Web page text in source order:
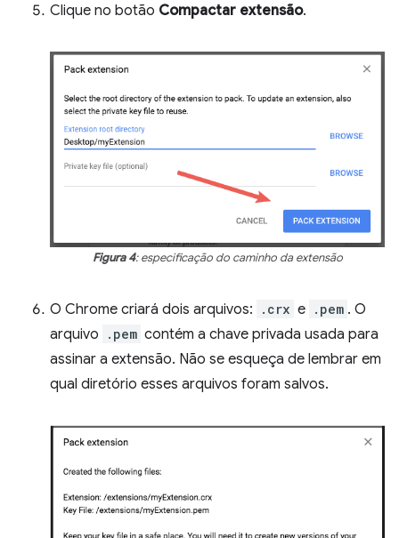
Clique no botão Compactar extensão.
Figura 4: especificação do caminho da extensão
O Chrome criará dois arquivos: .crx e .pem . O
arquivo
.pem contém a chave privada usada para
assinar a extensão. Não se esqueça de lembrar em
qual diretório esses arquivos foram salvos.